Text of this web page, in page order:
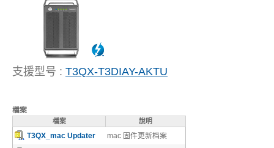
显示适配器 / PCIe 扩展盒
USB3.1 专区
携带型 - 储存区
支援型号 : T3QX-T3DIAY-AKTU
檔案
檔案 說明
T3QX_mac Updater
mac 固件更新档案